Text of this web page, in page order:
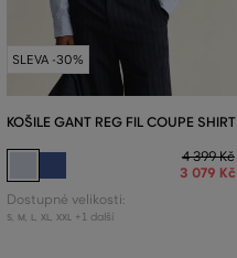
SLEVA -30%
KOŠILE GANT REG FIL COUPE SHIRT
4 399 Kč
3 079 Kč
Dostupné velikosti:
S, M L XL XXL +1 další